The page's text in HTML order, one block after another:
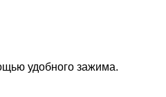
удобного зажима.